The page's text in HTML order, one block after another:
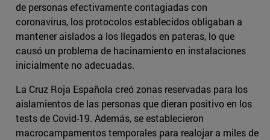
de personas efectivamente contagiadas con
coronavirus, los protocolos establecidos obligaban a
mantener aislados a los llegados en pateras, lo que
causó un problema de hacinamiento en instalaciones
inicialmente no adecuadas.
La Cruz Roja Española creó zonas reservadas para los
aislamientos de las personas que dieran positivo en los
tests de Covid-19. Además, se establecieron
macrocampamentos temporales para realojar a miles de